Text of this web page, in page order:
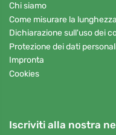
Chi siamo
Come misurare la
Dichiarazione sull'uso dei
Protezione dei dati
Impronta
Cookies
Iscriviti alla nostra